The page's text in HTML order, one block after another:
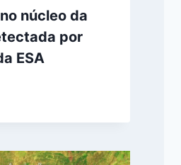
núcleo da
por
ESA